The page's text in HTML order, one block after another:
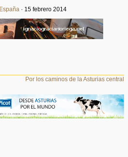
· 15 febrero 2014
Por los caminos de la Asturias central